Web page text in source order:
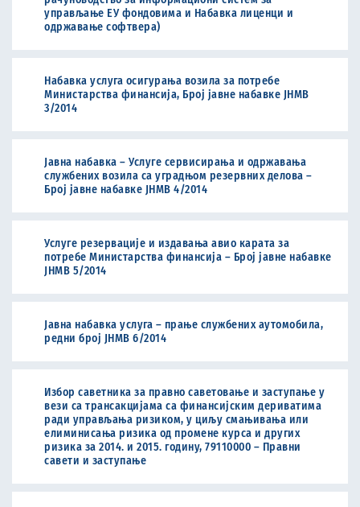
управљање ЕУ фондовима и Набавка лиценци и
одржавање софтвера)
Набавка услуга осигурања возила за потребе
Министарства финансија, Број јавне набавке ЈНМВ
3/2014
Јавна набавка – Услуге сервисирања и одржавања
службених возила са уградњом резервних делова –
Број јавне набавке ЈНМВ 4/2014
Услуге резервације и издавања авио карата за
потребе Министарства финансија – Број јавне набавке
ЈНМВ 5/2014
Јавна набавка услуга – прање службених аутомобила,
редни број ЈНМВ 6/2014
Избор саветника за правно саветовање и заступање у
вези са трансакцијама са финансијским дериватима
ради управљања ризиком, у циљу смањивања или
елиминисања ризика од промене курса и других
ризика за 2014. и 2015. годину, 79110000 – Правни
савети и заступање